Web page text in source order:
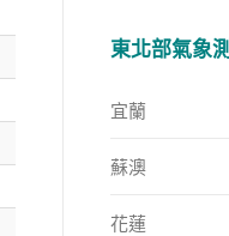
東北部氣象
宜蘭
蘇澳
花蓮